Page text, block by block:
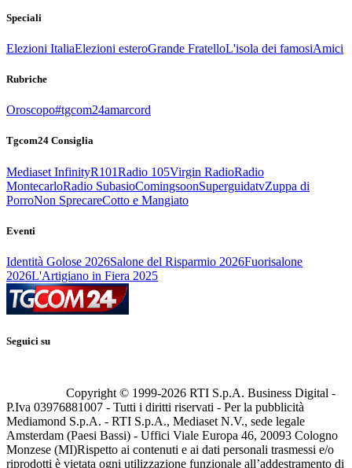
Speciali
Elezioni ItaliaElezioni esteroGrande FratelloL'isola dei famosiAmici
Rubriche
Oroscopo#tgcom24amarcord
Tgcom24 Consiglia
Mediaset InfinityR101Radio 105Virgin RadioRadio
MontecarloRadio SubasioComingsoonSuperguidatvZuppa di
PorroNon SprecareCotto e Mangiato
Eventi
Identità Golose 2026Salone del Risparmio 2026Fuorisalone
2026L'Artigiano in Fiera 2025
Seguici su
Copyright © 1999-2026 RTI S.p.A. Business Digital -
P.Iva 03976881007 - Tutti i diritti riservati - Per la pubblicità
Mediamond S.p.A. - RTI S.p.A., Mediaset N.V., sede legale
Amsterdam (Paesi Bassi) - Uffici Viale Europa 46, 20093 Cologno
Monzese (MI)Rispetto ai contenuti e ai dati personali trasmessi e/o
riprodotti è vietata ogni utilizzazione funzionale all’addestramento di